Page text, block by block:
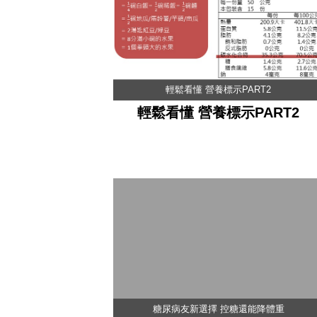
輕鬆看懂 營養標示PART2
輕鬆看懂 營養標示PART2
糖尿病友新選擇 控糖還能降體重